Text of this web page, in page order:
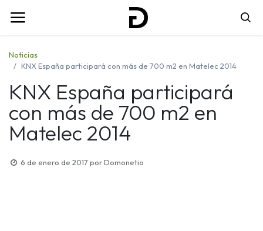
Noticias
KNX España participará con más de 700 m2 en Matelec 2014
KNX España participará
con más de 700 m2 en
Matelec 2014
6 de enero de 2017 porDomonetio